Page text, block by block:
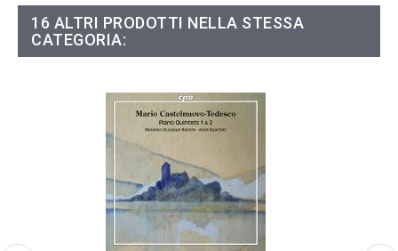
16 ALTRI PRODOTTI NELLA STESSA
CATEGORIA: